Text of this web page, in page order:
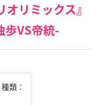
オリミックス』
歩VS帝統-
類：